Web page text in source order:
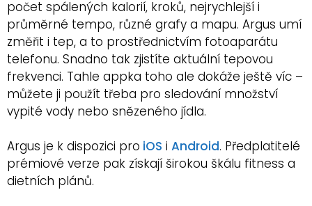
počet spálených kalorií, kroků, nejrychlejší i
průměrné tempo, různé grafy a mapu. Argus umí
změřit i tep, a to prostřednictvím fotoaparátu
telefonu. Snadno tak zjistíte aktuální tepovou
frekvenci. Tahle appka toho ale dokáže ještě víc –
můžete ji použít třeba pro sledování množství
vypité vody nebo snězeného jídla.
Argus je k dispozici pro iOS i Android. Předplatitelé
prémiové verze pak získají širokou škálu fitness a
dietních plánů.